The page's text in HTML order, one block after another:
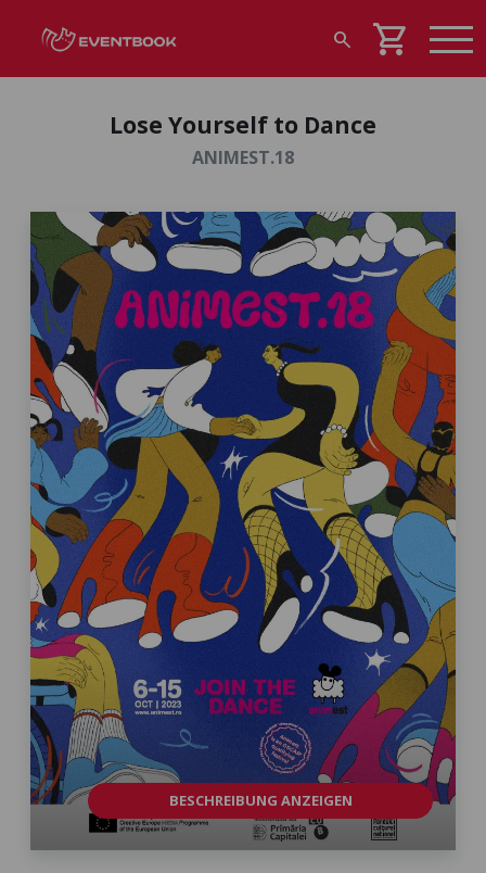
search shopping_cart
Lose Yourself to Dance
ANIMEST.18
BESCHREIBUNG ANZEIGEN